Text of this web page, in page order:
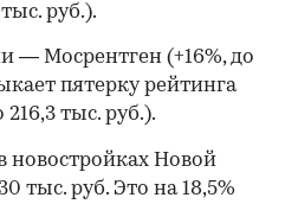
руб.).
— Мосрентген (+16%, до
пятерку рейтинга
216,3 тыс. руб.).
новостройках Новой
тыс. руб. Это на 18,5%